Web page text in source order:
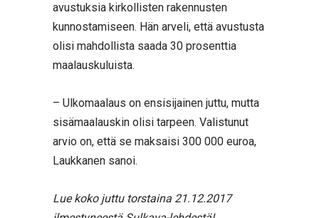
avustuksia kirkollisten rakennusten
kunnostamiseen. Hän arveli, että avustusta
olisi mahdollista saada 30 prosenttia
maalauskuluista.
– Ulkomaalaus on ensisijainen juttu, mutta
sisämaalauskin olisi tarpeen. Valistunut
arvio on, että se maksaisi 300 000 euroa,
Laukkanen sanoi.
Lue koko juttu torstaina 21.12.2017